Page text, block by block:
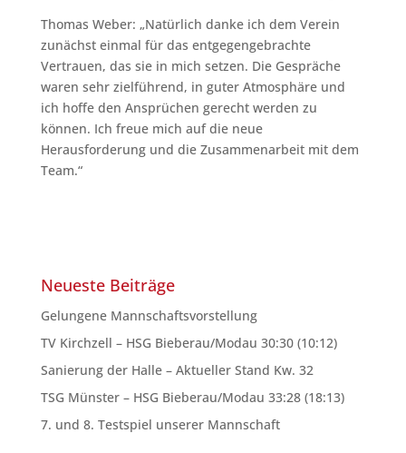
Thomas Weber: „Natürlich danke ich dem Verein
zunächst einmal für das entgegengebrachte
Vertrauen, das sie in mich setzen. Die Gespräche
waren sehr zielführend, in guter Atmosphäre und
ich hoffe den Ansprüchen gerecht werden zu
können. Ich freue mich auf die neue
Herausforderung und die Zusammenarbeit mit dem
Team.“
Neueste Beiträge
Gelungene Mannschaftsvorstellung
TV Kirchzell – HSG Bieberau/Modau 30:30 (10:12)
Sanierung der Halle – Aktueller Stand Kw. 32
TSG Münster – HSG Bieberau/Modau 33:28 (18:13)
7. und 8. Testspiel unserer Mannschaft